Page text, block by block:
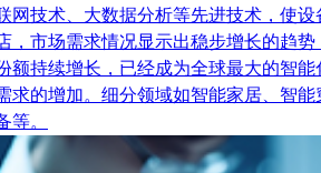
网技术、大数据分析等先进技术，使
市场需求情况显示出稳步增长的趋
额持续增长，已经成为全球最大的智
求的增加。细分领域如智能家居、智
等。